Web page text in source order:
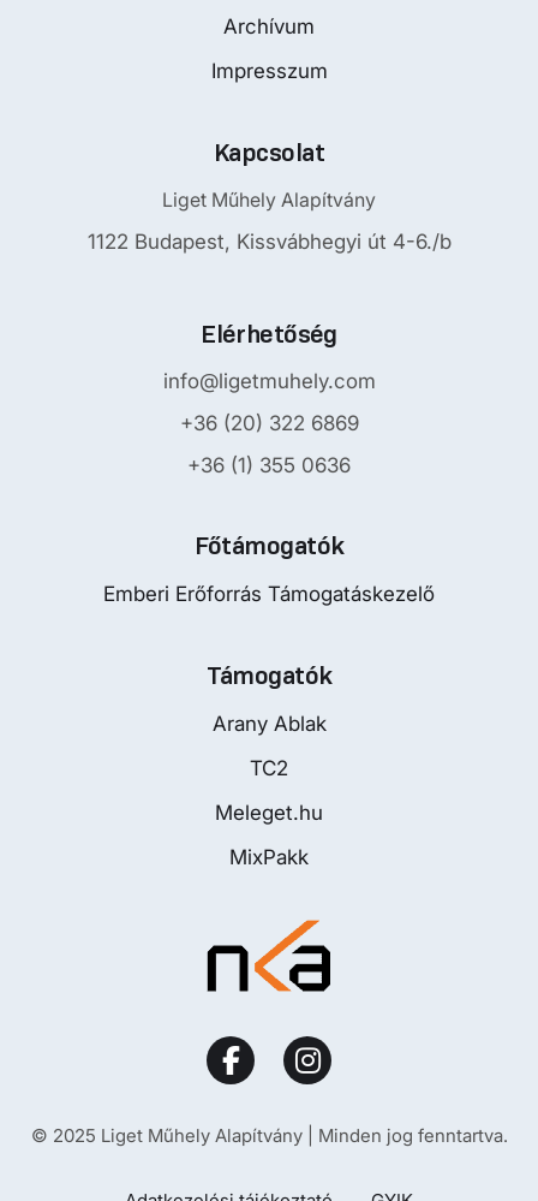
Archívum
Impresszum
Kapcsolat
Liget Műhely Alapítvány
1122 Budapest, Kissvábhegyi út 4-6./b
Elérhetőség
info@ligetmuhely.com
+36 (20) 322 6869
+36 (1) 355 0636
Főtámogatók
Emberi Erőforrás Támogatáskezelő
Támogatók
Arany Ablak
TC2
Meleget.hu
MixPakk
© 2025 Liget Műhely Alapítvány | Minden jog fenntartva.